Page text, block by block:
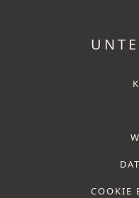
COOKIE